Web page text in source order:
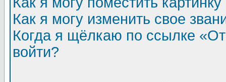
Как я могу изменить свое
Когда я щёлкаю по ссылке
войти?